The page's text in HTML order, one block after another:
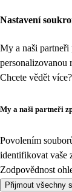
Nastavení
My a naši partneři
personalizovanou
Chcete vědět
My a naši partneři
Povolením
identifikovat vaše
Zodpovědnost
Přijmout všechny